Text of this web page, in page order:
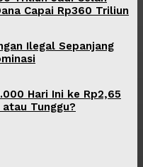
Capai Rp360 Triliun
Ilegal Sepanjang
Hari Ini ke Rp2,65
Tunggu?